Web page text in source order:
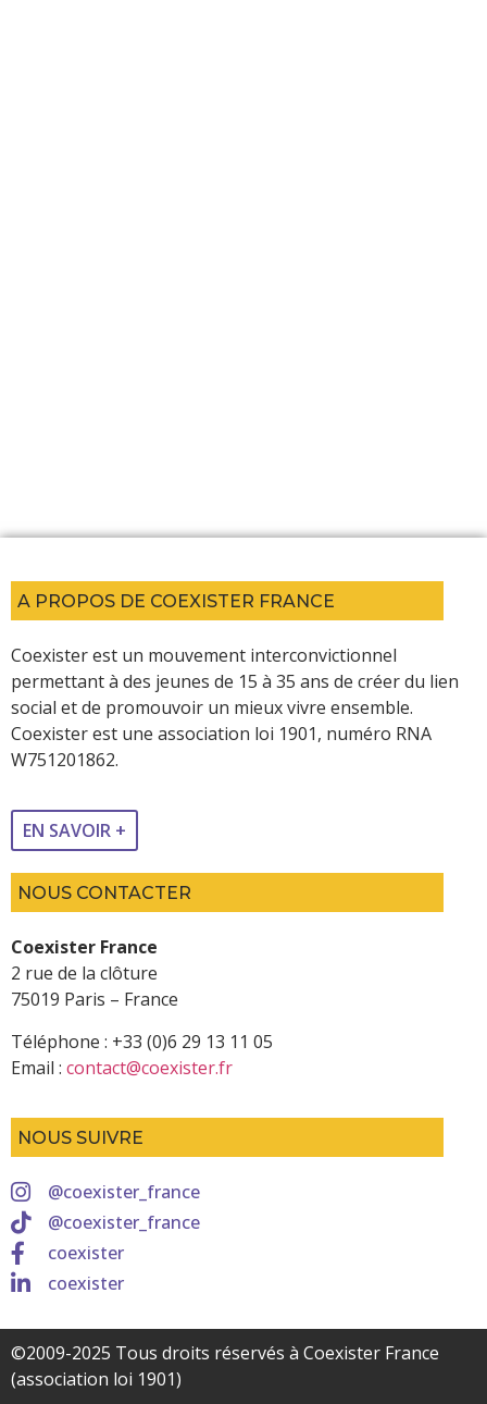
A PROPOS DE COEXISTER FRANCE
Coexister est un mouvement interconvictionnel
permettant à des jeunes de 15 à 35 ans de créer du lien
social et de promouvoir un mieux vivre ensemble.
Coexister est une association loi 1901, numéro RNA
W751201862.
EN SAVOIR +
NOUS CONTACTER
Coexister France
2 rue de la clôture
75019 Paris – France
Téléphone : +33 (0)6 29 13 11 05
Email : contact@coexister.fr
NOUS SUIVRE
@coexister_france
@coexister_france
coexister
coexister
©2009-2025 Tous droits réservés à Coexister France
(association loi 1901)